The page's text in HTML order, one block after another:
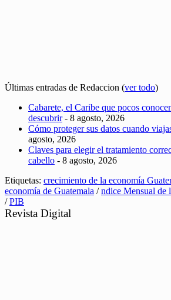
Últimas entradas de Redaccion (ver todo)
Cabarete, el Caribe que pocos
descubrir- 8 agosto, 2026
Cómo proteger sus datos cuando
agosto, 2026
Claves para elegir el tratamiento
cabello - 8 agosto, 2026
Etiquetas: crecimiento de la economía
economía de Guatemala /ndice Mensual de
/PIB
Revista Digital